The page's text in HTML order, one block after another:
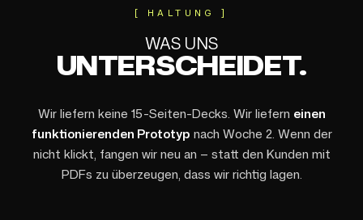
[ HALTUNG ]
WAS UNS
UNTERSCHEIDET.
Wir liefern keine 15-Seiten-Decks. Wir liefern einen
funktionierenden Prototyp nach Woche 2. Wenn der
nicht klickt, fangen wir neu an — statt den Kunden mit
PDFs zu überzeugen, dass wir richtig lagen.